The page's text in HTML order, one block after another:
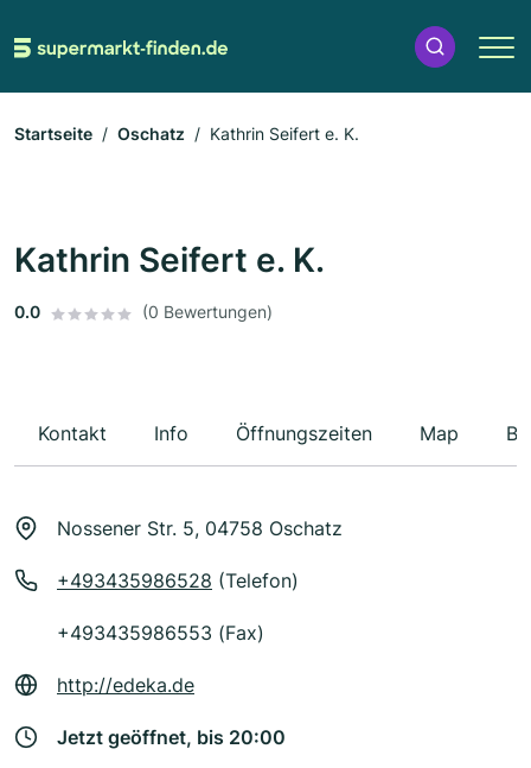
Startseite Oschatz Kathrin Seifert e. K.
Kathrin Seifert e. K.
0.0 (0 Bewertungen)
Kontakt Info Öffnungszeiten Map
Nossener Str. 5, 04758 Oschatz
+493435986528 (Telefon)
+493435986553 (Fax)
http://edeka.de
Jetzt geöffnet, bis 20:00